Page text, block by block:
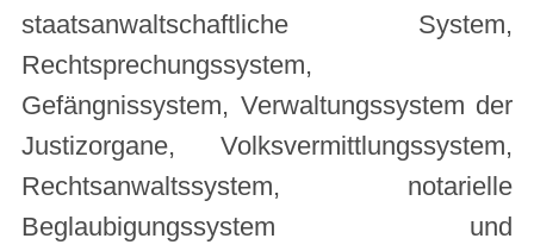
staatsanwaltschaftliche System,
Rechtsprechungssystem,
Gefängnissystem, Verwaltungssystem der
Justizorgane, Volksvermittlungssystem,
Rechtsanwaltssystem, notarielle
Beglaubigungssystem und